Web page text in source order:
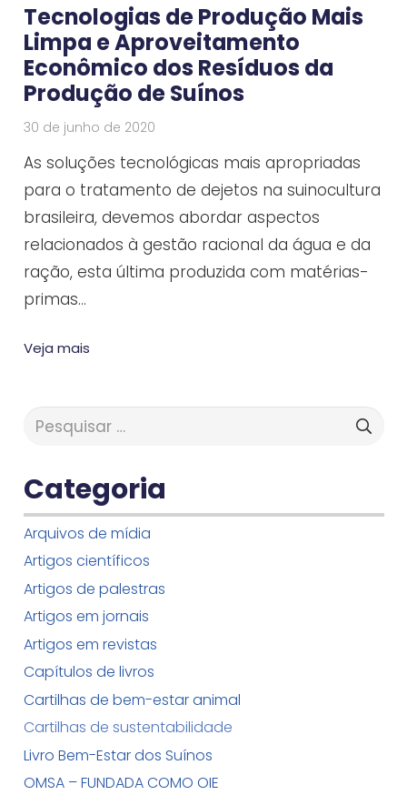
Tecnologias de Produção Mais
Limpa e Aproveitamento
Econômico dos Resíduos da
Produção de Suínos
30 de junho de 2020
As soluções tecnológicas mais apropriadas
para o tratamento de dejetos na suinocultura
brasileira, devemos abordar aspectos
relacionados à gestão racional da água e da
ração, esta última produzida com matérias-
primas…
Veja mais
Pesquisar
Categoria
Arquivos de mídia
Artigos científicos
Artigos de palestras
Artigos em jornais
Artigos em revistas
Capítulos de livros
Cartilhas de bem-estar animal
Cartilhas de sustentabilidade
Livro Bem-Estar dos Suínos
OMSA – FUNDADA COMO OIE